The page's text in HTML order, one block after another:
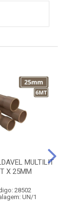
MULTILIT
X 25MM
28502
UN/1